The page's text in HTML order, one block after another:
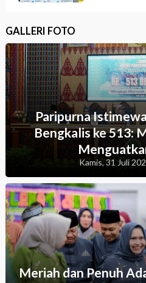
GALLERI FOTO
Paripurna
Bengkalis ke 513:
Kamis, 31 Juli
Meriah dan Penuh